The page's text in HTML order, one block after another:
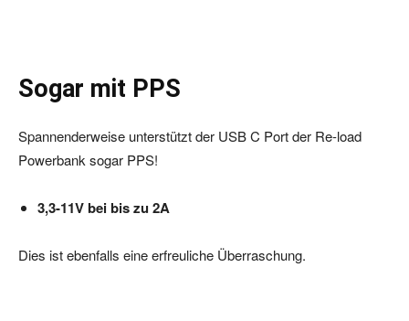
Sogar mit PPS
Spannenderweise unterstützt der USB C Port der Re-load
Powerbank sogar PPS!
3,3-11V bei bis zu 2A
Dies ist ebenfalls eine erfreuliche Überraschung.